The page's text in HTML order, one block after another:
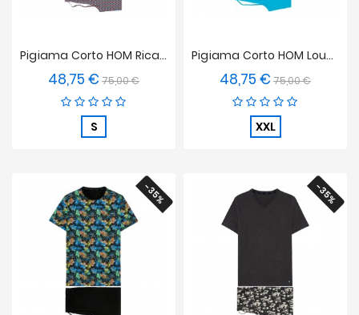
Pigiama Corto HOM Ricardo
48,75 € Prezzo
base
75,00 €Prezzo
S
Pigiama Corto HOM Louka
48,75 € Prezzo
base
75,00 €Prezzo
XXL
-35% -35%